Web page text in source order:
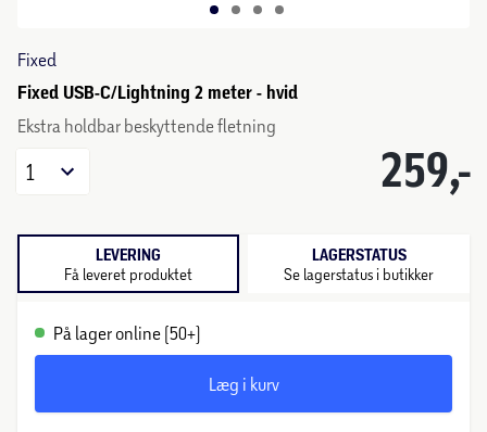
Fixed
Fixed USB-C/Lightning 2 meter - hvid
Ekstra holdbar beskyttende fletning
259,-
1
LEVERING
Få leveret produktet
LAGERSTATUS
Se lagerstatus i butikker
På lager online (50+)
Læg i kurv